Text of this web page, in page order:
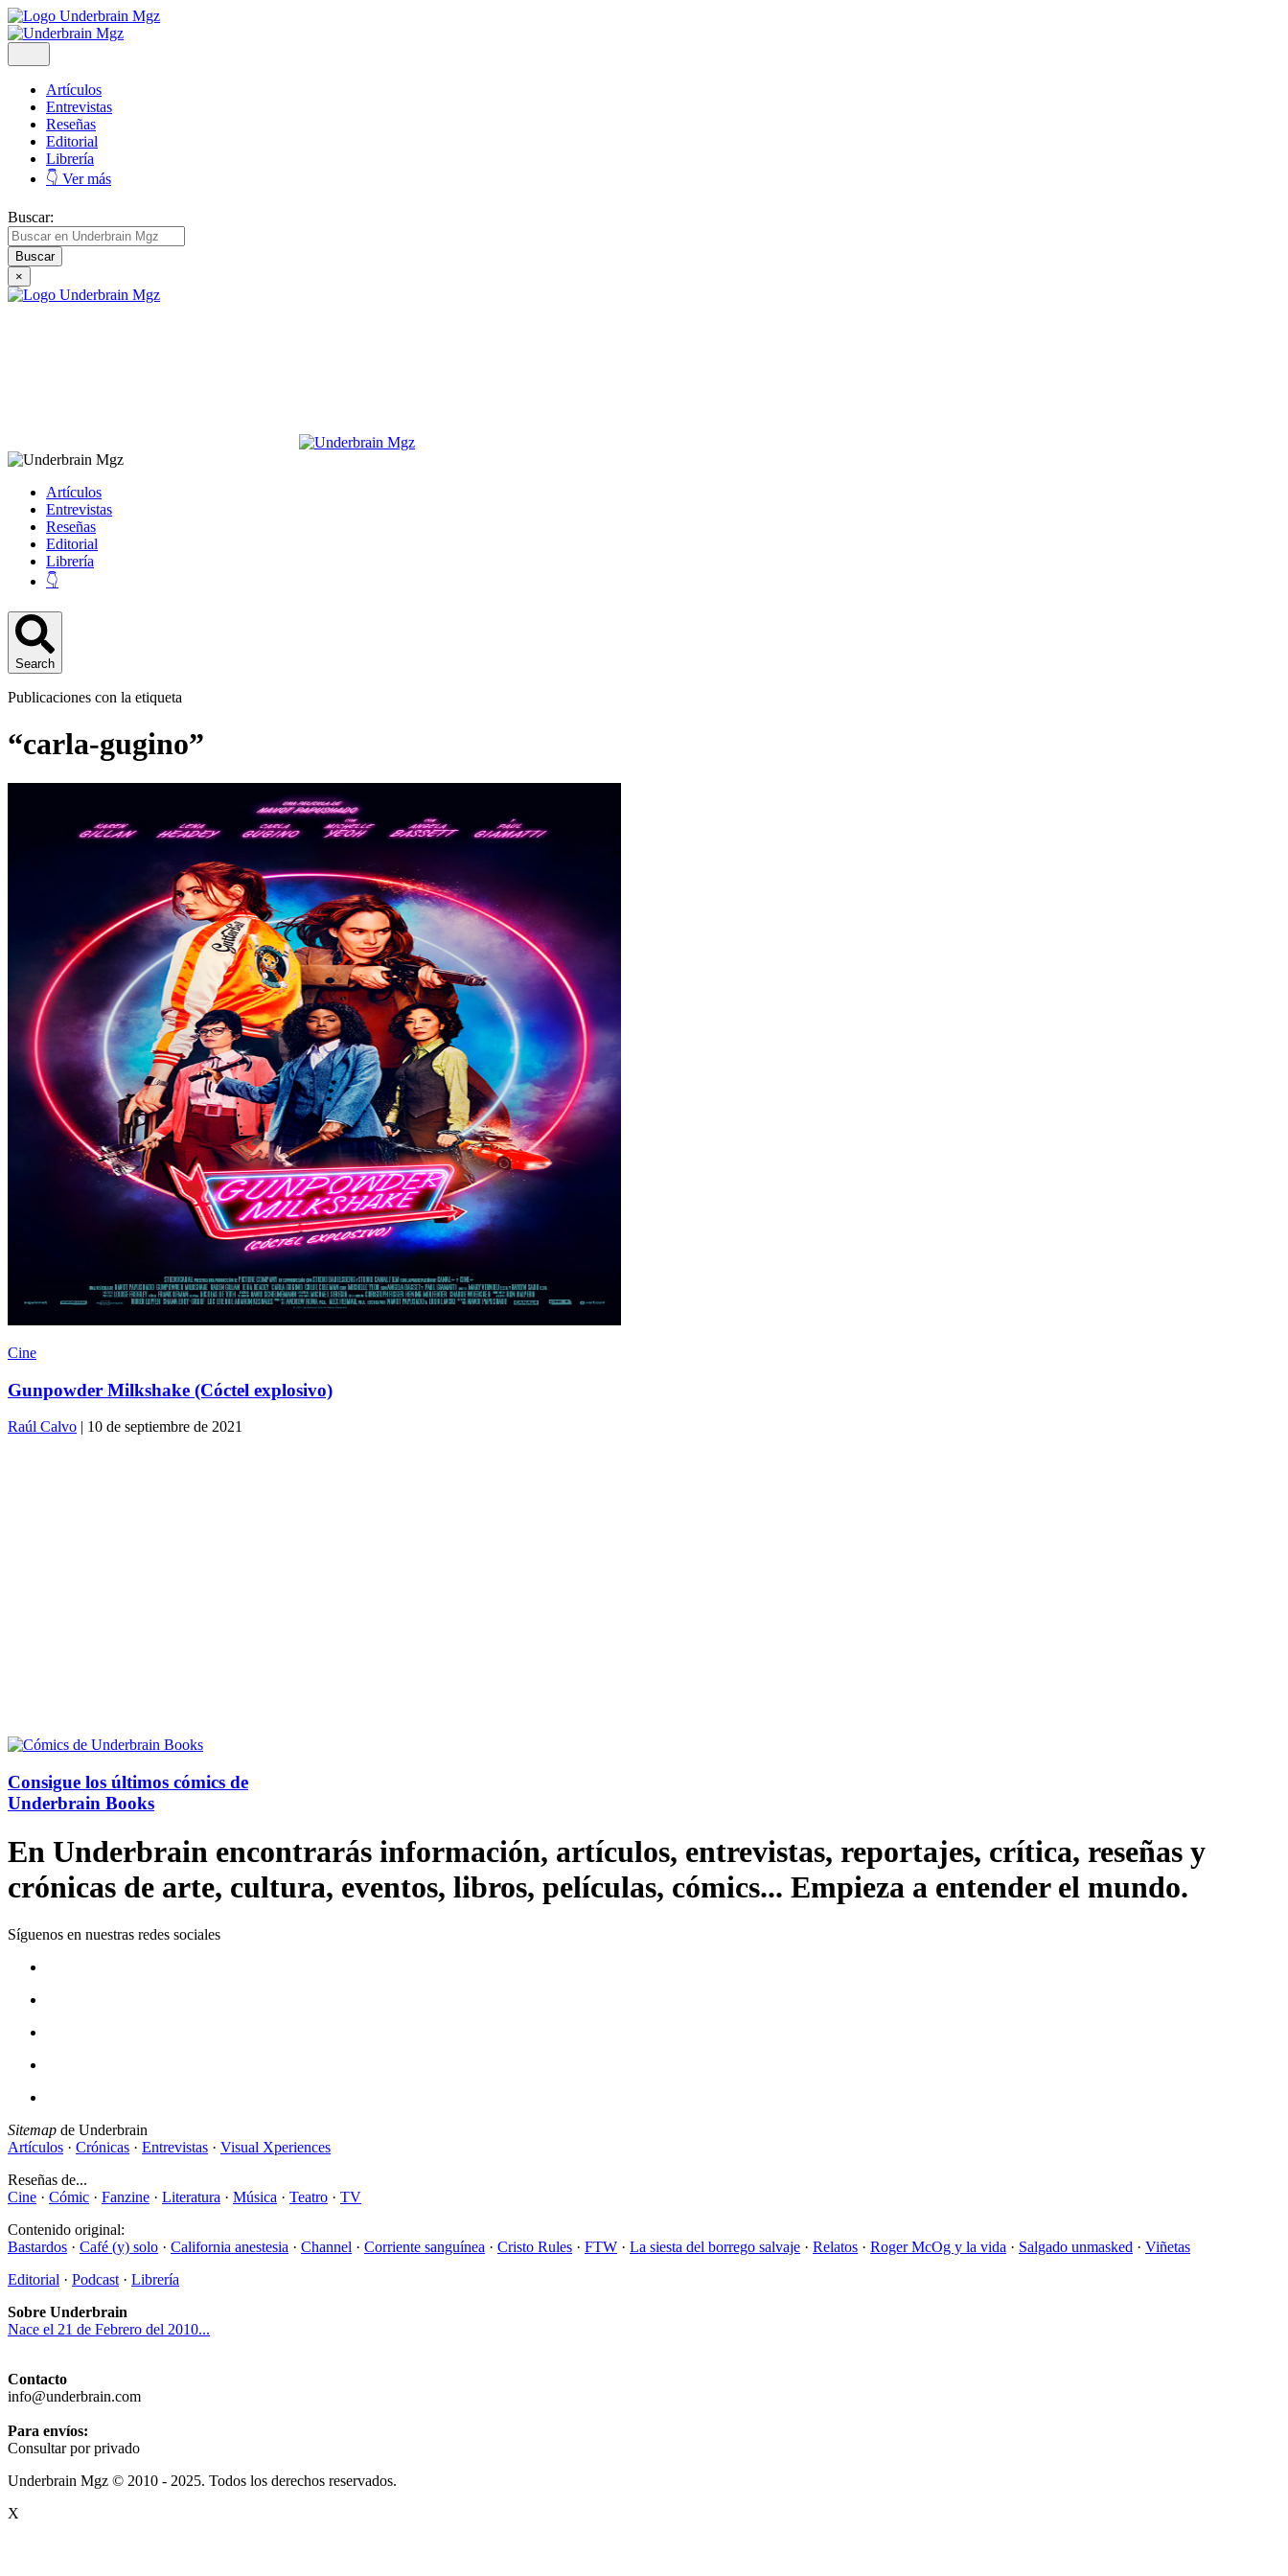
Artículos
Entrevistas
Reseñas
Editorial
Librería
👇 Ver más
Buscar:
×
Artículos
Entrevistas
Reseñas
Editorial
Librería
👇
Search
Publicaciones con la etiqueta
“carla-gugino”
Cine
Gunpowder Milkshake (Cóctel explosivo)
Raúl Calvo | 10 de septiembre de 2021
Consigue los últimos cómics de
Underbrain Books
En Underbrain encontrarás información, artículos, entrevistas, reportajes, crítica, reseñas y
crónicas de arte, cultura, eventos, libros, películas, cómics... Empieza a entender el mundo.
Síguenos en nuestras redes sociales
Sitemap de Underbrain
Artículos · Crónicas · Entrevistas · Visual Xperiences
Reseñas de...
Cine · Cómic · Fanzine · Literatura · Música · Teatro · TV
Contenido original:
Bastardos · Café (y) solo · California anestesia · Channel · Corriente sanguínea · Cristo Rules · FTW · La siesta del borrego salvaje · Relatos · Roger McOg y la vida · Salgado unmasked · Viñetas
Editorial · Podcast · Librería
Sobre Underbrain
Nace el 21 de Febrero del 2010...
Contacto
info@underbrain.com
Para envíos:
Consultar por privado
Underbrain Mgz © 2010 - 2025. Todos los derechos reservados.
X